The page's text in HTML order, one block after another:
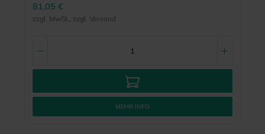
81,05 €
zzgl. MwSt., zzgl. Versand
MEHR INFO